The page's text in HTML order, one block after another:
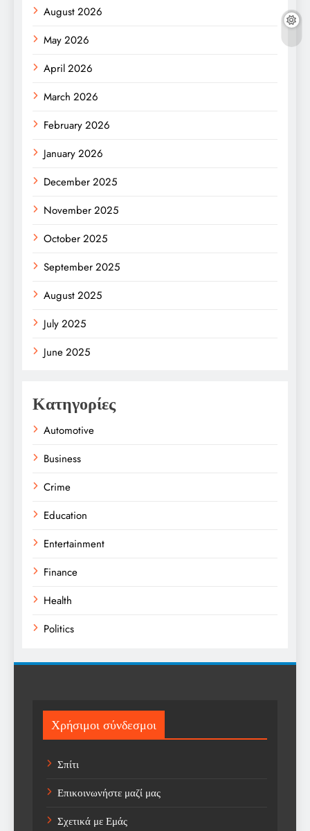
August 2026
May 2026
April 2026
March 2026
February 2026
January 2026
December 2025
November 2025
October 2025
September 2025
August 2025
July 2025
June 2025
Κατηγορίες
Automotive
Business
Crime
Education
Entertainment
Finance
Health
Politics
Sport
Sports
Technology
Trending
Weather
Χρήσιμοι σύνδεσμοι
Σπίτι
Επικοινωνήστε μαζί μας
Σχετικά με Εμάς